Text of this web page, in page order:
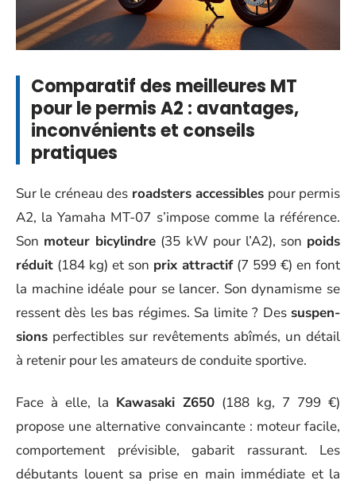
Comparatif des meilleures MT
pour le permis A2 : avantages,
inconvénients et conseils
pratiques
Sur le créneau des roadsters accessibles pour permis
A2, la Yamaha MT-07 s’impose comme la référence.
Son moteur bicylindre (35 kW pour l’A2), son poids
réduit (184 kg) et son prix attractif(7 599 €) en font
la machine idéale pour se lancer. Son dynamisme se
ressent dès les bas régimes. Sa limite ? Des sus­pen­
sions perfectibles sur revêtements abîmés, un détail
à retenir pour les amateurs de conduite sportive.
Face à elle, la Kawasaki Z650 (188 kg, 7 799 €)
propose une alternative convaincante : moteur facile,
comportement prévisible, gabarit rassurant. Les
débutants louent sa prise en main immédiate et la